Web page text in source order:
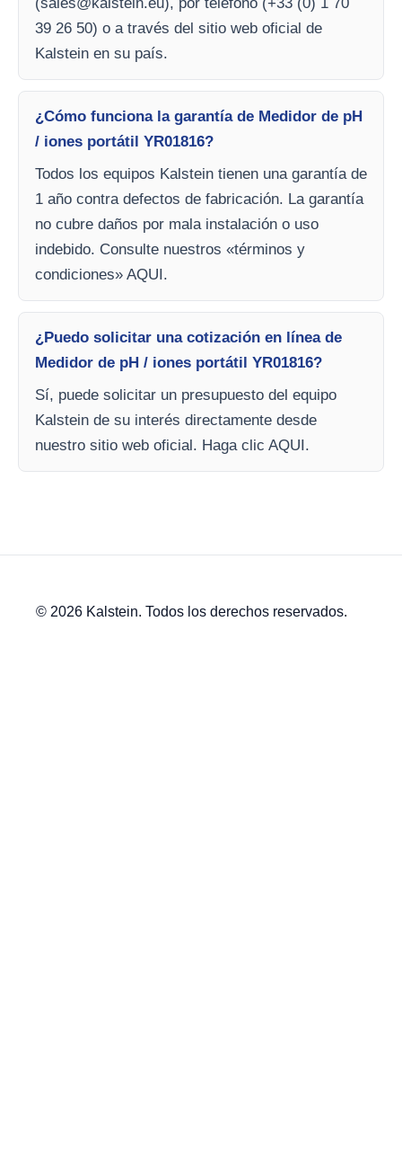
39 26 50) o a través del sitio web oficial de
Kalstein en su país.
¿Cómo funciona la garantía de Medidor de pH
/ iones portátil YR01816?
Todos los equipos Kalstein tienen una garantía de
1 año contra defectos de fabricación. La garantía
no cubre daños por mala instalación o uso
indebido. Consulte nuestros «términos y
condiciones» AQUI.
¿Puedo solicitar una cotización en línea de
Medidor de pH / iones portátil YR01816?
Sí, puede solicitar un presupuesto del equipo
Kalstein de su interés directamente desde
nuestro sitio web oficial. Haga clic AQUI.
© 2026 Kalstein. Todos los derechos reservados.